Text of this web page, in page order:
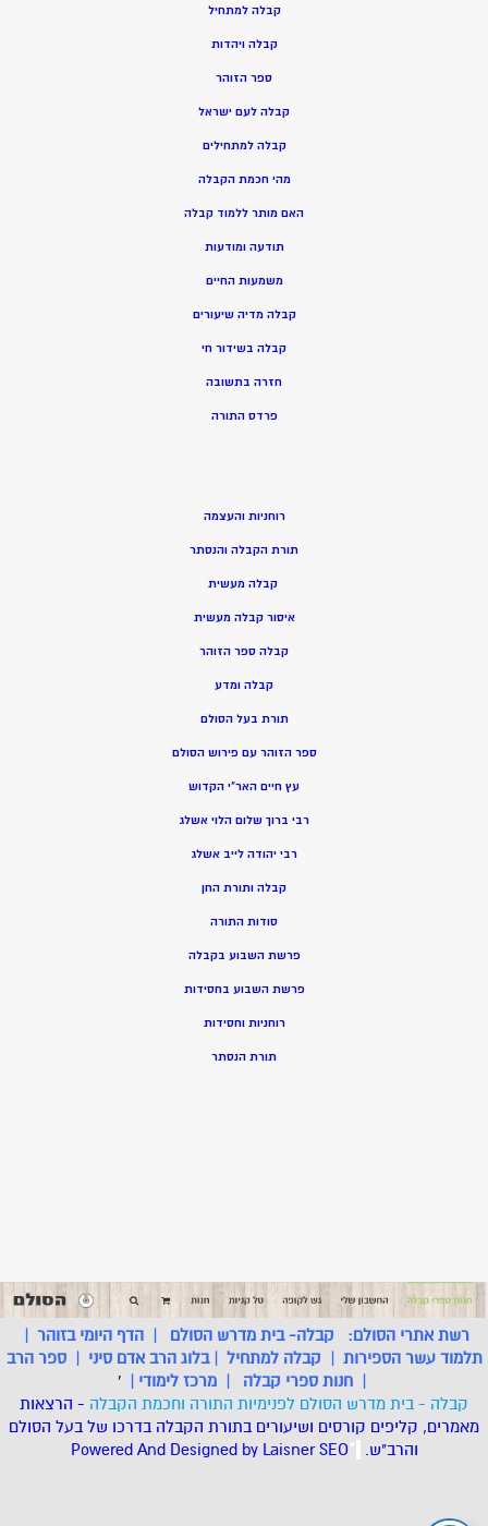
קבלה למתחיל
קבלה ויהדות
ספר הזוהר
קבלה לעם ישראל
קבלה למתחילים
מהי חכמת הקבלה
האם מותר ללמוד קבלה
תודעה ומודעות
משמעות החיים
קבלה מדיה שיעורים
קבלה בשידור חי
חזרה בתשובה
פרדס התורה
רוחניות והעצמה
תורת הקבלה והנסתר
קבלה מעשית
איסור קבלה מעשית
קבלה ספר הזוהר
קבלה ומדע
תורת בעל הסולם
ספר הזוהר עם פירוש הסולם
עץ חיים האר”י הקדוש
רבי ברוך שלום הלוי אשלג
רבי יהודה לייב אשלג
קבלה ותורת החן
סודות התורה
פרשת השבוע בקבלה
פרשת השבוע בחסידות
רוחניות וחסידות
תורת הנסתר
רשת אתרי הסולם: קבלה- בית מדרש הסולם |הדף היומי בזוהר |
תלמוד עשר הספירות | קבלה למתחיל |בלוג הרב אדם סיני |ספר הרב
| חנות ספרי קבלה | מרכז לימודי |
'
קבלה - בית מדרש הסולם לפנימיות התורה וחכמת הקבלה - הרצאות
מאמרים, קליפים קורסים ושיעורים בתורת הקבלה בדרכו של בעל הסולם
והרב"ש. *
Powered And Designed by LaisnerSEO